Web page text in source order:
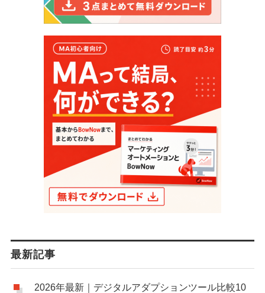
最新記事
2026年最新｜デジタルアダプションツール比較10